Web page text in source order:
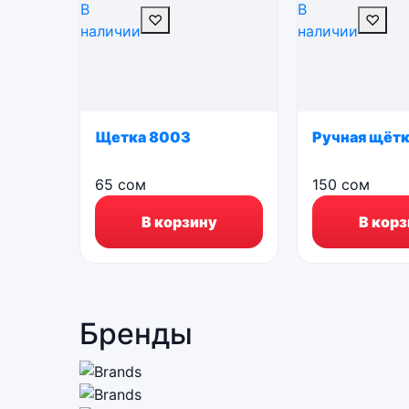
В
наличии
♡
Щетка 8003
65 сом
В корзину
В
наличии
♡
Ручная
150 сом
В
Бренды